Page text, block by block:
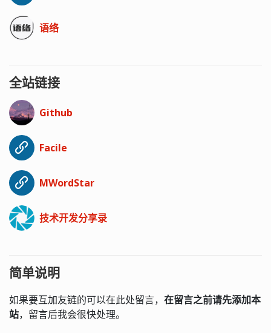
语络
全站链接
Github
Facile
MWordStar
技术开发分享录
简单说明
如果要互加友链的可以在此处留言， 在留言之前请先添加本
站，留言后我会很快处理。